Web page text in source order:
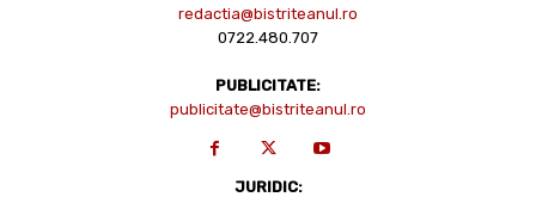
redactia@bistriteanul.ro
0722.480.707
PUBLICITATE:
publicitate@bistriteanul.ro
JURIDIC: